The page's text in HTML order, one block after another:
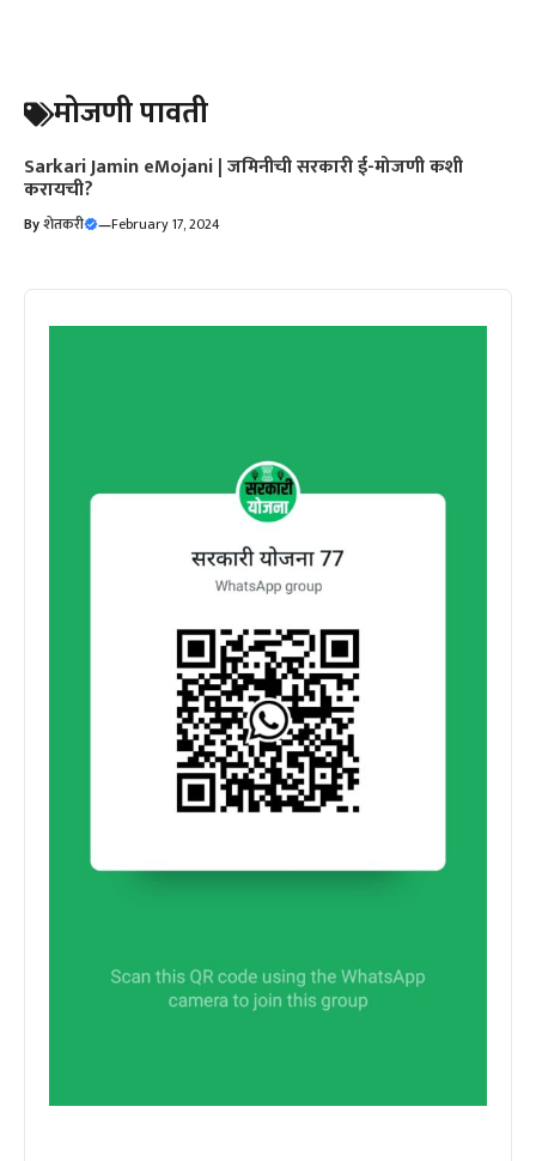
मोजणी पावती
Sarkari Jamin eMojani | जमिनीची सरकारी ई-मोजणी कशी
करायची?
Byशेतकरी —February 17, 2024